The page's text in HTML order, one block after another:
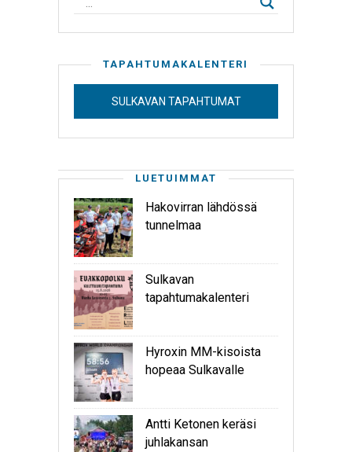
TAPAHTUMAKALENTERI
SULKAVAN TAPAHTUMAT
LUETUIMMAT
Hakovirran lähdössä
tunnelmaa
Sulkavan
tapahtumakalenteri
Hyroxin MM-kisoista
hopeaa Sulkavalle
Antti Ketonen keräsi
juhlakansan